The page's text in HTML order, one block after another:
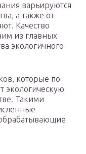
варьируются
а также от
Качество
из главных
экологичного
которые по
экологическую
Такими